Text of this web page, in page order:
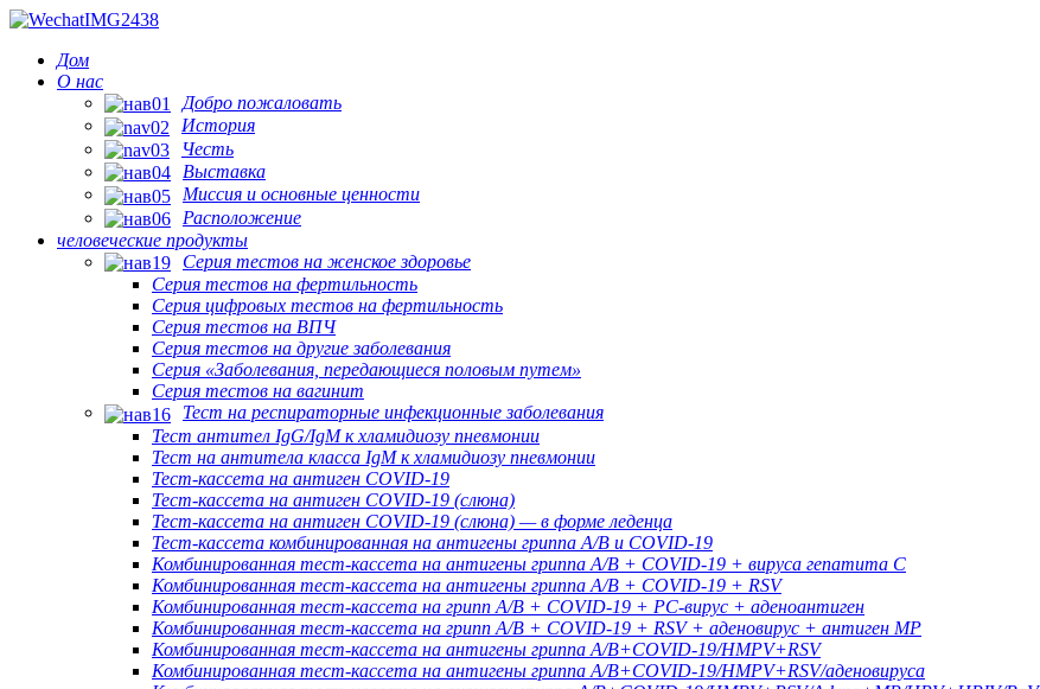
Дом
О нас
Добро пожаловать
История
Честь
Выставка
Миссия и основные ценности
Расположение
человеческие продукты
Серия тестов на женское здоровье
Серия тестов на фертильность
Серия цифровых тестов на фертильность
Серия тестов на ВПЧ
Серия тестов на другие заболевания
Серия «Заболевания, передающиеся половым путем»
Серия тестов на вагинит
Тест на респираторные инфекционные заболевания
Тест антител IgG/IgM к хламидиозу пневмонии
Тест на антитела класса IgM к хламидиозу пневмонии
Тест-кассета на антиген COVID-19
Тест-кассета на антиген COVID-19 (слюна)
Тест-кассета на антиген COVID-19 (слюна) — в форме леденца
Тест-кассета комбинированная на антигены гриппа A/B и COVID-19
Комбинированная тест-кассета на антигены гриппа A/B + COVID-19 + вируса гепатита С
Комбинированная тест-кассета на антигены гриппа A/B + COVID-19 + RSV
Комбинированная тест-кассета на грипп A/B + COVID-19 + РС-вирус + аденоантиген
Комбинированная тест-кассета на грипп A/B + COVID-19 + RSV + аденовирус + антиген MP
Комбинированная тест-кассета на антигены гриппа A/B+COVID-19/HMPV+RSV
Комбинированная тест-кассета на антигены гриппа A/B+COVID-19/HMPV+RSV/аденовируса